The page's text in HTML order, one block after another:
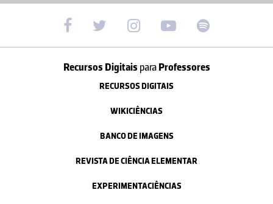
Recursos Digitais paraProfessores
RECURSOS DIGITAIS
WIKICIÊNCIAS
BANCO DE IMAGENS
REVISTA DE CIÊNCIA ELEMENTAR
EXPERIMENTACIÊNCIAS